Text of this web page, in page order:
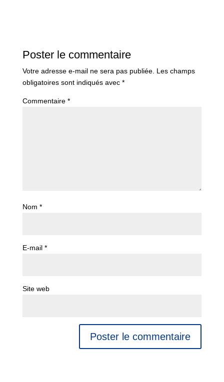
Poster le commentaire
Votre adresse e-mail ne sera pas publiée. Les champs
obligatoires sont indiqués avec *
Commentaire *
Nom *
E-mail *
Site web